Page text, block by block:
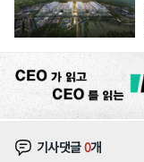
기사댓글0개